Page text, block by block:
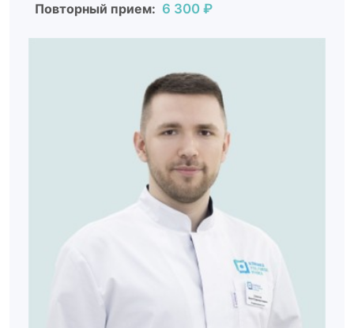
Повторный прием: 6 300 ₽